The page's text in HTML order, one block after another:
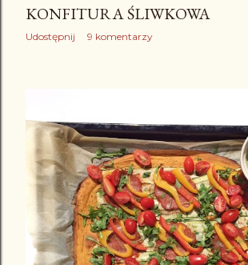
KONFITURA ŚLIWKOWA
Udostępnij 9 komentarzy